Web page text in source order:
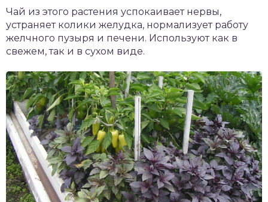
Чай из этого растения успокаивает нервы,
устраняет колики желудка, нормализует работу
желчного пузыря и печени. Используют как в
свежем, так и в сухом виде.